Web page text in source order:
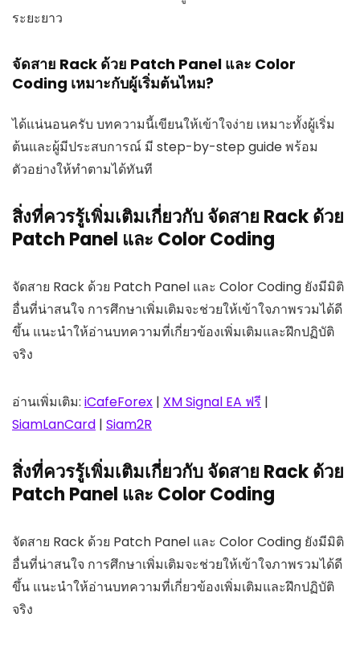
ระยะยาว
จัดสาย Rack ด้วย Patch Panel และ Color
Coding เหมาะกับผู้เริ่มต้นไหม?
ได้แน่นอนครับ บทความนี้เขียนให้เข้าใจง่าย เหมาะทั้งผู้เริ่ม
ต้นและผู้มีประสบการณ์ มี step-by-step guide พร้อม
ตัวอย่างให้ทำตามได้ทันที
สิ่งที่ควรรู้เพิ่มเติมเกี่ยวกับ จัดสาย Rack ด้วย
Patch Panel และ Color Coding
จัดสาย Rack ด้วย Patch Panel และ Color Coding ยังมีมิติ
อื่นที่น่าสนใจ การศึกษาเพิ่มเติมจะช่วยให้เข้าใจภาพรวมได้ดี
ขึ้น แนะนำให้อ่านบทความที่เกี่ยวข้องเพิ่มเติมและฝึกปฏิบัติ
จริง
อ่านเพิ่มเติม: iCafeForex | XM Signal EA ฟรี |
SiamLanCard | Siam2R
สิ่งที่ควรรู้เพิ่มเติมเกี่ยวกับ จัดสาย Rack ด้วย
Patch Panel และ Color Coding
จัดสาย Rack ด้วย Patch Panel และ Color Coding ยังมีมิติ
อื่นที่น่าสนใจ การศึกษาเพิ่มเติมจะช่วยให้เข้าใจภาพรวมได้ดี
ขึ้น แนะนำให้อ่านบทความที่เกี่ยวข้องเพิ่มเติมและฝึกปฏิบัติ
จริง